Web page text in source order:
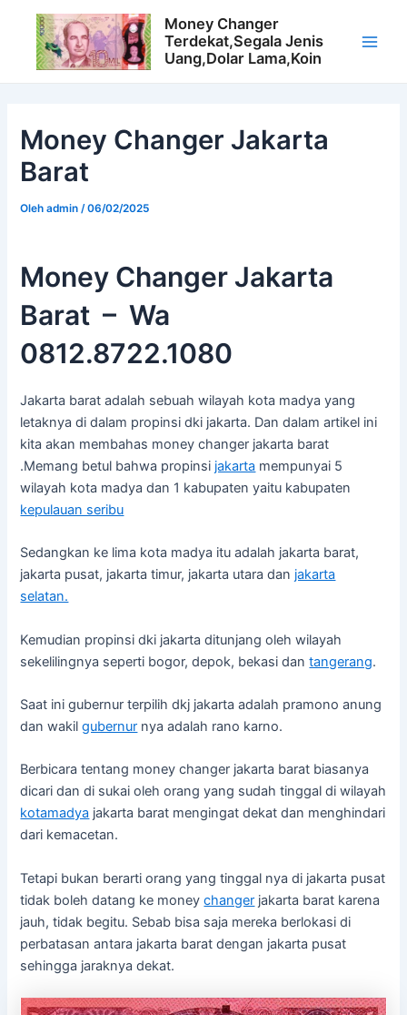
Lewati
konten
Money Changer
Terdekat,Segala Jenis
Uang,Dolar Lama,Koin
Money Changer Jakarta
Barat
Olehadmin /06/02/2025
Money Changer Jakarta
Barat – Wa
0812.8722.1080
Jakarta barat adalah sebuah wilayah kota madya yang
letaknya di dalam propinsi dki jakarta. Dan dalam artikel ini
kita akan membahas money changer jakarta barat
.Memang betul bahwa propinsi jakarta mempunyai 5
wilayah kota madya dan 1 kabupaten yaitu kabupaten
kepulauan seribu
Sedangkan ke lima kota madya itu adalah jakarta barat,
jakarta pusat, jakarta timur, jakarta utara dan jakarta
selatan.
Kemudian propinsi dki jakarta ditunjang oleh wilayah
sekelilingnya seperti bogor, depok, bekasi dantangerang.
Saat ini gubernur terpilih dkj jakarta adalah pramono anung
dan wakilgubernur nya adalah rano karno.
Berbicara tentang money changer jakarta barat biasanya
dicari dan di sukai oleh orang yang sudah tinggal di wilayah
kotamadya jakarta barat mengingat dekat dan menghindari
dari kemacetan.
Tetapi bukan berarti orang yang tinggal nya di jakarta pusat
tidak boleh datang ke moneychanger jakarta barat karena
jauh, tidak begitu. Sebab bisa saja mereka berlokasi di
perbatasan antara jakarta barat dengan jakarta pusat
sehingga jaraknya dekat.